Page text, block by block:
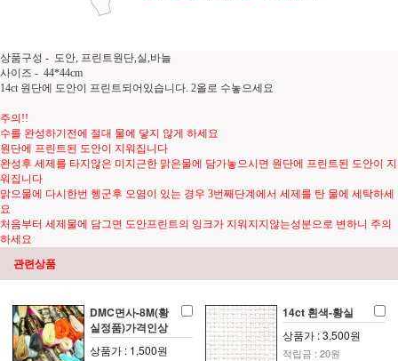
상품구성 - 도안, 프린트원단,실,바늘
사이즈 - 44*44cm
14ct 원단에 도안이 프린트되어있습니다. 2올로 수놓으세요
주의!!
수를 완성하기전에 절대 물에 닿지 않게 하세요
원단에 프린트된 도안이 지워집니다
완성후 세제를 타지않은 미지근한 맑은물에 담가놓으시면 원단에 프린트된 도안이 지
워집니다
맑으물에 다시한번 헹군후 오염이 있는 경우 3번째단계에서 세제를 탄 물에 세탁하세
요
처음부터 세제물에 담그면 도안프린트의 잉크가 지워지지않는성분으로 변하니 주의
하세요
관련상품
DMC면사-8M(황
실정품)가격인상
상품가 : 1,500원
14ct 흰색-황실
상품가 : 3,500원
적립금 : 20원